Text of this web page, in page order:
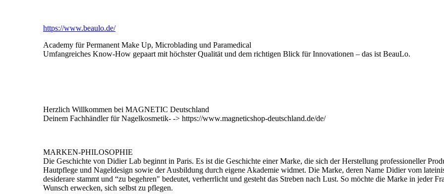
https://www.beaulo.de/
Academy für Permanent Make Up, Microblading und Paramedical
Umfangreiches Know-How gepaart mit höchster Qualität und dem richtigen Blick für Innovationen – das ist BeauLo.
Herzlich Willkommen bei MAGNETIC Deutschland
Deinem Fachhändler für Nagelkosmetik- -> https://www.magneticshop-deutschland.de/de/
MARKEN-PHILOSOPHIE
Die Geschichte von Didier Lab beginnt in Paris. Es ist die Geschichte einer Marke, die sich der Herstellung professioneller
Hautpflege und Nageldesign sowie der Ausbildung durch eigene Akademie widmet. Die Marke, deren Name Didier vom
desiderare stammt und “zu begehren" bedeutet, verherrlicht und gesteht das Streben nach Lust. So möchte die Marke in jeder
Wunsch erwecken, sich selbst zu pflegen.